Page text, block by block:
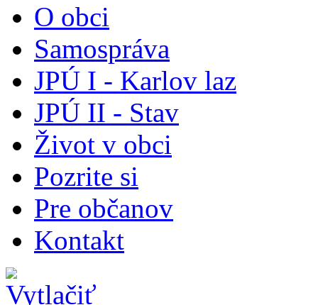
O obci
Samospráva
JPÚ I - Karlov laz
JPÚ II - Stav
Život v obci
Pozrite si
Pre občanov
Kontakt